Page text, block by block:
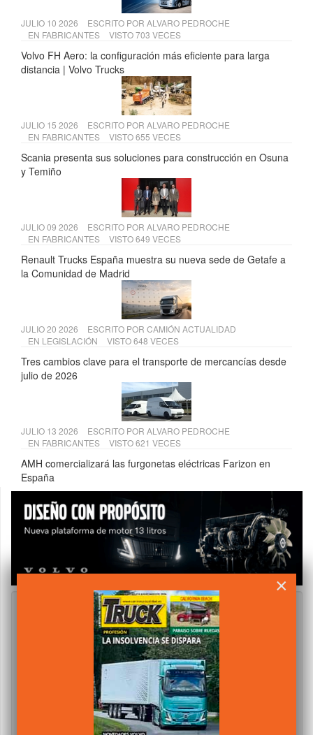
JULIO 10 2026 ESCRITO POR ALVARO PEDROCHE
EN FABRICANTES VISTO 703 VECES
Volvo FH Aero: la configuración más eficiente para larga
distancia | Volvo Trucks
JULIO 15 2026 ESCRITO POR ALVARO PEDROCHE
EN FABRICANTES VISTO 655 VECES
Scania presenta sus soluciones para construcción en Osuna
y Temiño
JULIO 09 2026 ESCRITO POR ALVARO PEDROCHE
EN FABRICANTES VISTO 649 VECES
Renault Trucks España muestra su nueva sede de Getafe a
la Comunidad de Madrid
JULIO 20 2026 ESCRITO POR CAMIÓN ACTUALIDAD
EN LEGISLACIÓN VISTO 648 VECES
Tres cambios clave para el transporte de mercancías desde
julio de 2026
JULIO 13 2026 ESCRITO POR ALVARO PEDROCHE
EN FABRICANTES VISTO 621 VECES
AMH comercializará las furgonetas eléctricas Farizon en
España
×